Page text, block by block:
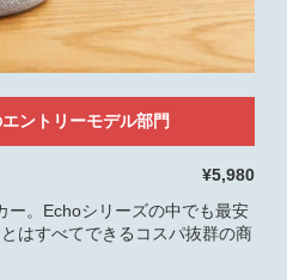
ントリーモデル部門
¥5,980
ー。Echoシリーズの中でも最安
はすべてできるコスパ抜群の商